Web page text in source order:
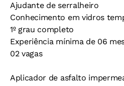
Ajudante de serralheiro
Conhecimento em vidros
1º grau completo
Experiência mínima de 06
02 vagas
Aplicador de asfalto